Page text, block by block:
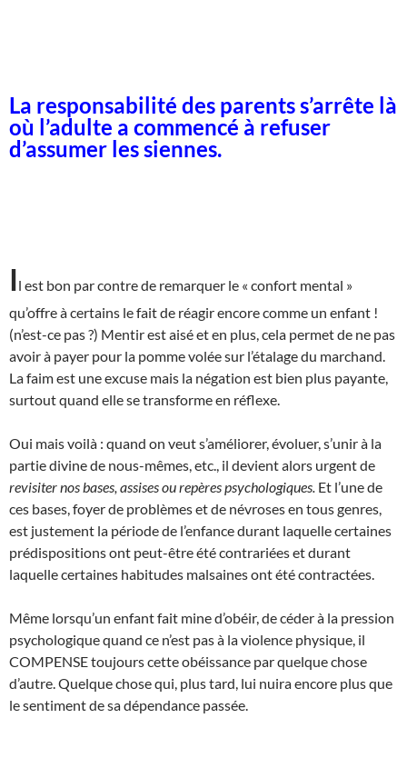
La responsabilité des parents s’arrête là
où l’adulte a commencé à refuser
d’assumer les siennes.
Il est bon par contre de remarquer le « confort mental »
qu’offre à certains le fait de réagir encore comme un enfant !
(n’est-ce pas ?) Mentir est aisé et en plus, cela permet de ne pas
avoir à payer pour la pomme volée sur l’étalage du marchand.
La faim est une excuse mais la négation est bien plus payante,
surtout quand elle se transforme en réflexe.
Oui mais voilà : quand on veut s’améliorer, évoluer, s’unir à la
partie divine de nous-mêmes, etc., il devient alors urgent de
revisiter nos bases, assises ou repères psychologiques. Et l’une de
ces bases, foyer de problèmes et de névroses en tous genres,
est justement la période de l’enfance durant laquelle certaines
prédispositions ont peut-être été contrariées et durant
laquelle certaines habitudes malsaines ont été contractées.
Même lorsqu’un enfant fait mine d’obéir, de céder à la pression
psychologique quand ce n’est pas à la violence physique, il
COMPENSE toujours cette obéissance par quelque chose
d’autre. Quelque chose qui, plus tard, lui nuira encore plus que
le sentiment de sa dépendance passée.